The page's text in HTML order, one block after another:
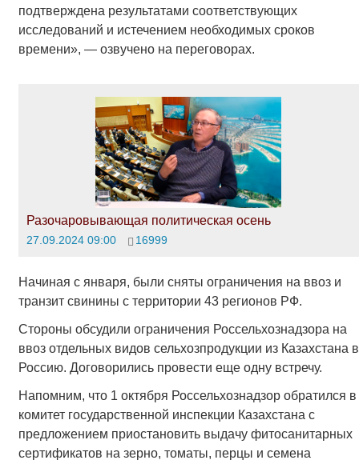
подтверждена результатами соответствующих
исследований и истечением необходимых сроков
времени», — озвучено на переговорах.
Разочаровывающая политическая осень
27.09.2024 09:00 16999
Начиная с января, были сняты ограничения на ввоз и
транзит свинины с территории 43 регионов РФ.
Стороны обсудили ограничения Россельхознадзора на
ввоз отдельных видов сельхозпродукции из Казахстана в
Россию. Договорились провести еще одну встречу.
Напомним, что 1 октября Россельхознадзор обратился в
комитет государственной инспекции Казахстана с
предложением приостановить выдачу фитосанитарных
сертификатов на зерно, томаты, перцы и семена